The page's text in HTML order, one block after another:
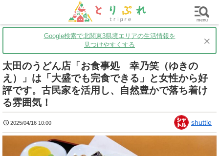
茨城 グルメ 買い物 子育て
Google検索で北関東3県境エリアの生活情報を
見つけやすくする
×
太田のうどん店「お食事処 幸乃笑（ゆきの
え）」は「大盛でも完食できる」と女性から好
評です。古民家を活用し、自然豊かで落ち着け
る雰囲気！
2025/04/16 10:00 shuttle
menu